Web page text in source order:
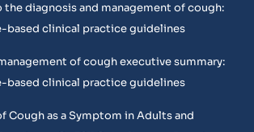
diagnosis and management of cough:
based clinical practice guidelines
of cough executive summary:
based clinical practice guidelines
Cough as a Symptom in Adults and